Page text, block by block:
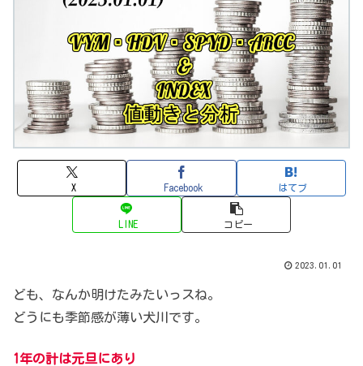
X Facebook はてブ
LINE コピー
2023.01.01
ども、なんか明けたみたいっスね。
どうにも季節感が薄い犬川です。
1年の計は元旦にあり